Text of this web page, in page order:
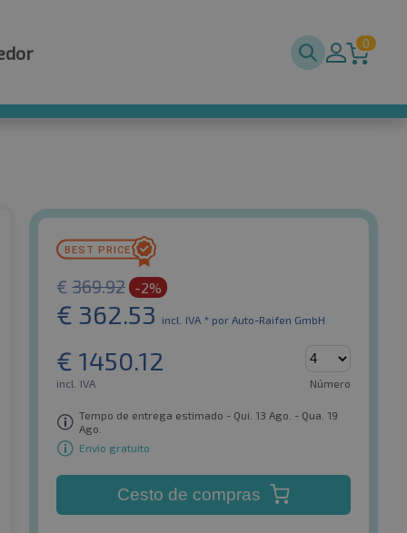
0
€ 369.92 -2%
€ 362.53 incl. IVA * por Auto-Raifen GmbH
€ 1450.12
incl. IVA Número
Tempo de entrega estimado - Qui. 13 Ago. - Qua. 19
Ago.
Envio gratuito
Cesto de compras